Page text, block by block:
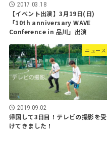
2017.03.18
【イベント出演】3月19日(日)
「10th anniversary WAVE
Conference in 品川」出演
ニュース
2019.09.02
帰国して3日目！テレビの撮影を受
けてきました！